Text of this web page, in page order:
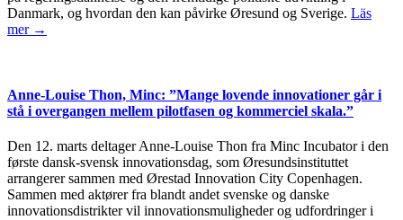
Danmark, og hvordan den kan påvirke Øresund og Sverige. Läs
mer →
Anne-Louise Thon, Minc: ”Mange lovende innovationer går i
stå i overgangen mellem pilotfasen og kommerciel skala.”
Den 12. marts deltager Anne-Louise Thon fra Minc Incubator i den
første dansk-svensk innovationsdag, som Øresundsinstituttet
arrangerer sammen med Ørestad Innovation City Copenhagen.
Sammen med aktører fra blandt andet svenske og danske
innovationsdistrikter vil innovationsmuligheder og udfordringer i